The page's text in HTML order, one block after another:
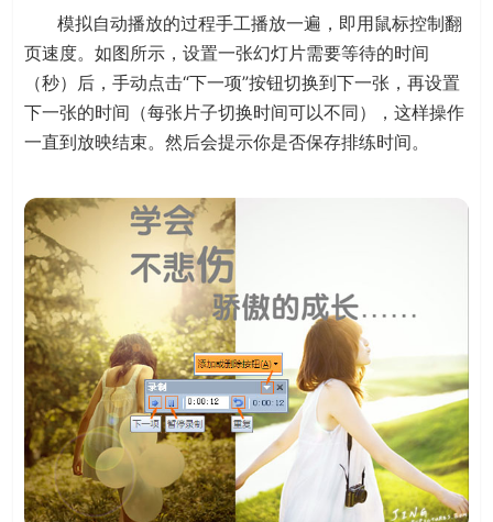
模拟自动播放的过程手工播放一遍，即用鼠标控制翻
页速度。如图所示，设置一张幻灯片需要等待的时间
（秒）后，手动点击“下一项”按钮切换到下一张，再设置
下一张的时间（每张片子切换时间可以不同），这样操作
一直到放映结束。然后会提示你是否保存排练时间。